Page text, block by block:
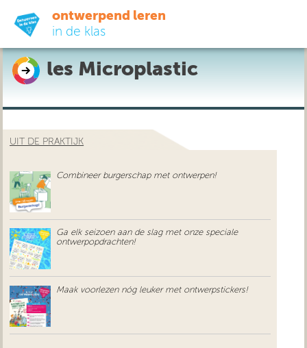
ontwerpend leren
in de klas
ready-to-go
do-it-yourself
uit de praktijk
over ons
les Microplastic
UIT DE PRAKTIJK
Combineer burgerschap met ontwerpen!
Ga elk seizoen aan de slag met onze speciale
ontwerpopdrachten!
Maak voorlezen nóg leuker met ontwerpstickers!